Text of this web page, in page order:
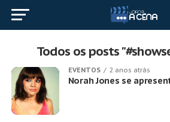
Todos os posts
EVENTOS 2 anos atrás
Norah Jones se